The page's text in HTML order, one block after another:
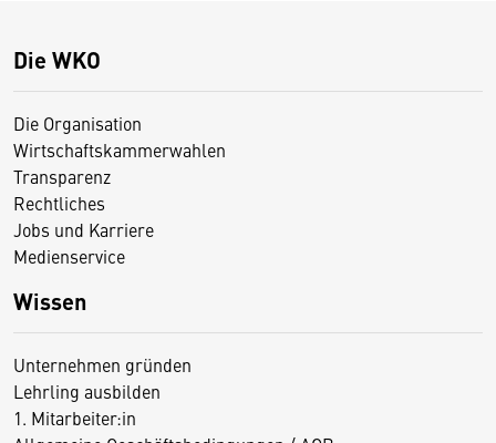
Die WKO
Die Organisation
Wirtschaftskammerwahlen
Transparenz
Rechtliches
Jobs und Karriere
Medienservice
Wissen
Unternehmen gründen
Lehrling ausbilden
1. Mitarbeiter:in